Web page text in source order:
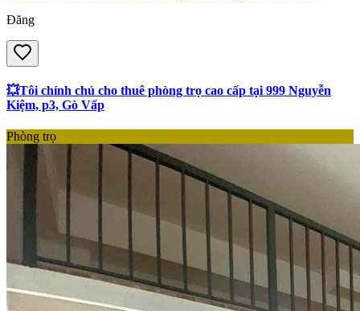
Đăng
💥Tôi chính chủ cho thuê phòng trọ cao cấp tại 999 Nguyễn
Kiệm, p3, Gò Vấp
Phòng trọ